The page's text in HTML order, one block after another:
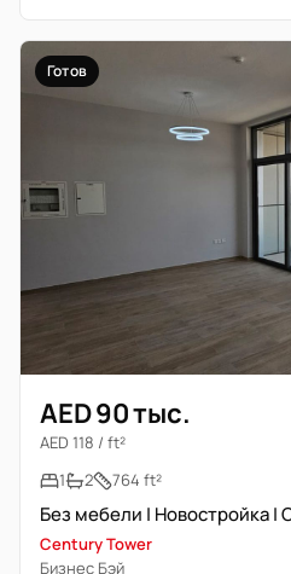
Готов
AED 90 тыс.
AED 118 / ft²
1
2 764 ft²
Без мебели | Новостройка |
Century Tower
Бизнес Бэй